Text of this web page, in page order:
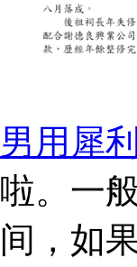
男用犀
啦。一
间，如